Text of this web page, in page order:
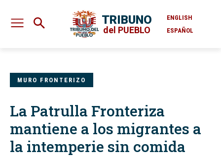
TRIBUNO
del PUEBLO
ENGLISH
ESPAÑOL
MURO FRONTERIZO
La Patrulla Fronteriza
mantiene a los migrantes a
la intemperie sin comida